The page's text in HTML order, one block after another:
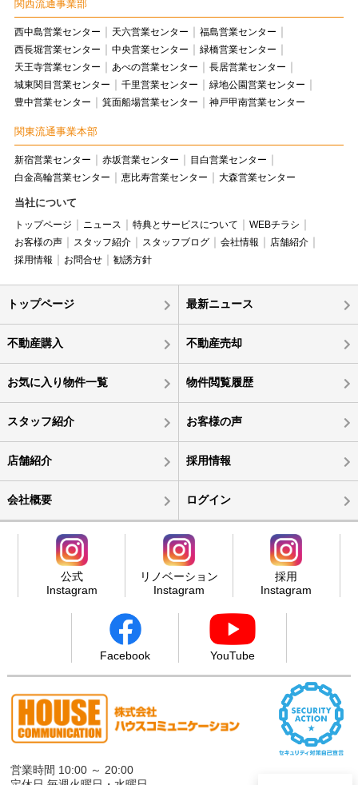
関西流通事業部
西中島営業センター 天六営業センター
福島営業センター
西長堀営業センター
中央営業センター
緑橋営業センター
天王寺営業センター
あべの営業センター
長居営業センター
城東関目営業センター
千里営業センター
緑地公園営業センター
豊中営業センター
箕面船場営業センター 神戸甲南営業センター
関東流通事業本部
新宿営業センター 赤坂営業センター
目白営業センター
白金高輪営業センター
恵比寿営業センター 大森営業センター
当社について
トップページ ニュース 特典とサービスについて
WEBチラシ
お客様の声
スタッフ紹介 スタッフブログ 会社情報
店舗紹介
採用情報
お問合せ 勧誘方針
トップページ 最新ニュース
不動産購入 不動産売却
お気に入り物件一覧 物件閲覧履歴
スタッフ紹介 お客様の声
店舗紹介 採用情報
会社概要 ログイン
公式
Instagram
リノベーション
Instagram
採用
Instagram
Facebook YouTube
営業時間 10:00 ～ 20:00